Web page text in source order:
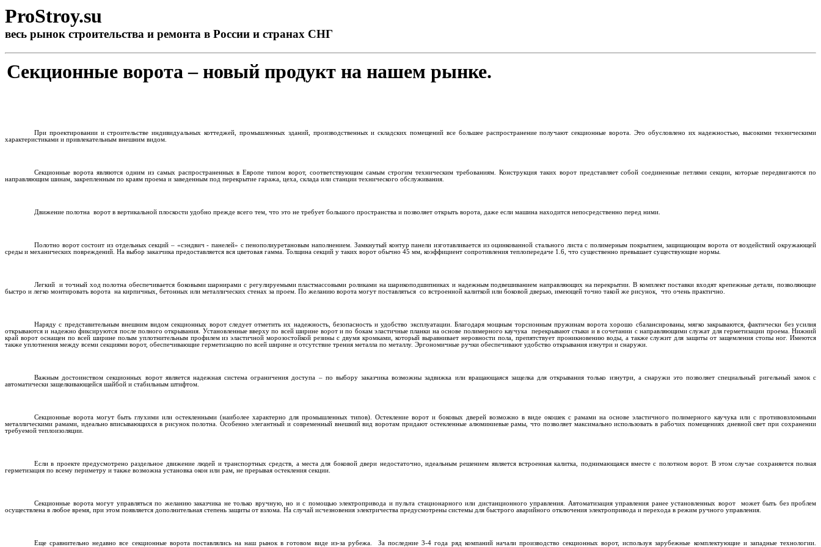
ProStroy.su
весь рынок строительства и ремонта в России и странах СНГ
Секционные ворота – новый продукт на нашем рынке.
При проектировании и строительстве индивидуальных коттеджей, промышленных зданий, производственных и складских помещений все большее распространение получают секционные ворота. Это обусловлено их надежностью, высокими техническими
характеристиками и привлекательным внешним видом.
Секционные ворота являются одним из самых распространенных в Европе типом ворот, соответствующим самым строгим техническим требованиям. Конструкция таких ворот представляет собой соединенные петлями секции, которые передвигаются по
направляющим шинам, закрепленным по краям проема и заведенным под перекрытие гаража, цеха, склада или станции технического обслуживания.
Движение полотна ворот в вертикальной плоскости удобно прежде всего тем, что это не требует большого пространства и позволяет открыть ворота, даже если машина находится непосредственно перед ними.
Полотно ворот состоит из отдельных секций – «сэндвич - панелей» с пенополиуретановым наполнением. Замкнутый контур панели изготавливается из оцинкованной стального листа с полимерным покрытием, защищающим ворота от воздействий окружающей
среды и механических повреждений. На выбор заказчика предоставляется вся цветовая гамма. Толщина секций у таких ворот обычно 45 мм , коэффициент сопротивления теплопередаче 1.6, что существенно превышает существующие нормы.
Легкий
и точный ход полотна обеспечивается боковыми шарнирами с регулируемыми пластмассовыми роликами на шарикоподшипниках и надежным подвешиванием направляющих на перекрытии. В комплект поставки входят крепежные детали, позволяющие
быстро и легко монтировать ворота на кирпичных, бетонных или металлических стенах за проем. По желанию ворота могут поставляться со встроенной калиткой или боковой дверью, имеющей точно такой же рисунок, что очень практично.
Наряду с представительным внешним видом секционных ворот следует отметить их надежность, безопасность и удобство эксплуатации. Благодаря мощным торсионным пружинам ворота хорошо сбалансированы, мягко закрываются, фактически без усилия
открываются и надежно фиксируются после полного открывания. Установленные вверху по всей ширине ворот и по бокам эластичные планки на основе полимерного каучука
перекрывают стыки и в сочетании с направляющими служат для герметизации проема. Нижний
край ворот оснащен по всей ширине полым уплотнительным профилем из эластичной морозостойкой резины с двумя кромками, который выравнивает неровности пола, препятствует проникновению воды, а также служит для защиты от защемления стопы ног. Имеются
также уплотнения между всеми секциями ворот, обеспечивающие герметизацию по всей ширине и отсутствие трения металла по металлу. Эргономичные ручки обеспечивают удобство открывания изнутри и снаружи.
Важным достоинством секционных ворот является надежная система ограничения доступа – по выбору заказчика возможны задвижка или вращающаяся защелка для открывания только изнутри, а снаружи это позволяет специальный ригельный замок с
автоматически защелкивающейся шайбой и стабильным штифтом.
Секционные ворота могут быть глухими или остекленными (наиболее характерно для промышленных типов). Остекление ворот и боковых дверей возможно в виде окошек с рамами на основе эластичного полимерного каучука или с противовзломными
металлическими рамами, идеально вписывающихся в рисунок полотна. Особенно элегантный и современный внешний вид воротам придают остекленные алюминиевые рамы, что позволяет максимально использовать в рабочих помещениях дневной свет при сохранении
требуемой теплоизоляции.
Если в проекте предусмотрено раздельное движение людей и транспортных средств, а места для боковой двери недостаточно, идеальным решением является встроенная калитка, поднимающаяся вместе с полотном ворот. В этом случае сохраняется полная
герметизация по всему периметру и также возможна установка окон или рам, не прерывая остекления секции.
Секционные ворота могут управляться по желанию заказчика не только вручную, но и с помощью электропривода и пульта стационарного или дистанционного управления. Автоматизация управления ранее установленных ворот
может быть без проблем
осуществлена в любое время, при этом появляется дополнительная степень защиты от взлома. На случай исчезновения электричества предусмотрены системы для быстрого аварийного отключения электропривода и перехода в режим ручного управления.
Еще сравнительно недавно все секционные ворота поставлялись на наш рынок в готовом виде из-за рубежа.
За последние 3-4 года ряд компаний начали производство секционных ворот, используя зарубежные комплектующие и западные технологии.